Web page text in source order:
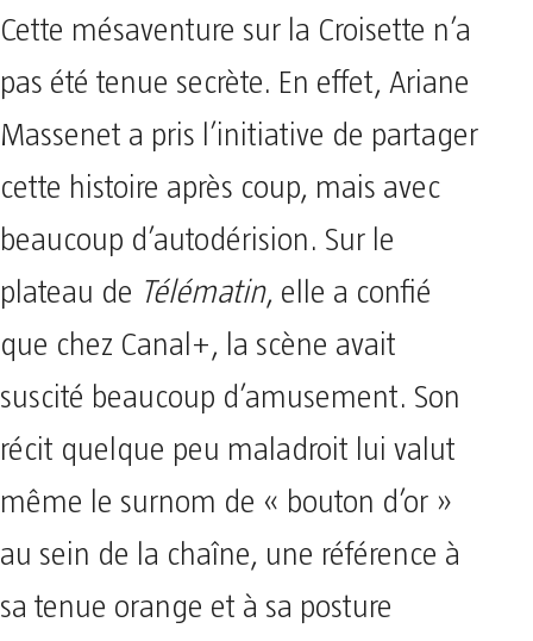
Cette mésaventure sur la Croisette n’a
pas été tenue secrète. En effet, Ariane
Massenet a pris l’initiative de partager
cette histoire après coup, mais avec
beaucoup d’autodérision. Sur le
plateau de Télématin, elle a confié
que chez Canal+, la scène avait
suscité beaucoup d’amusement. Son
récit quelque peu maladroit lui valut
même le surnom de « bouton d’or »
au sein de la chaîne, une référence à
sa tenue orange et à sa posture